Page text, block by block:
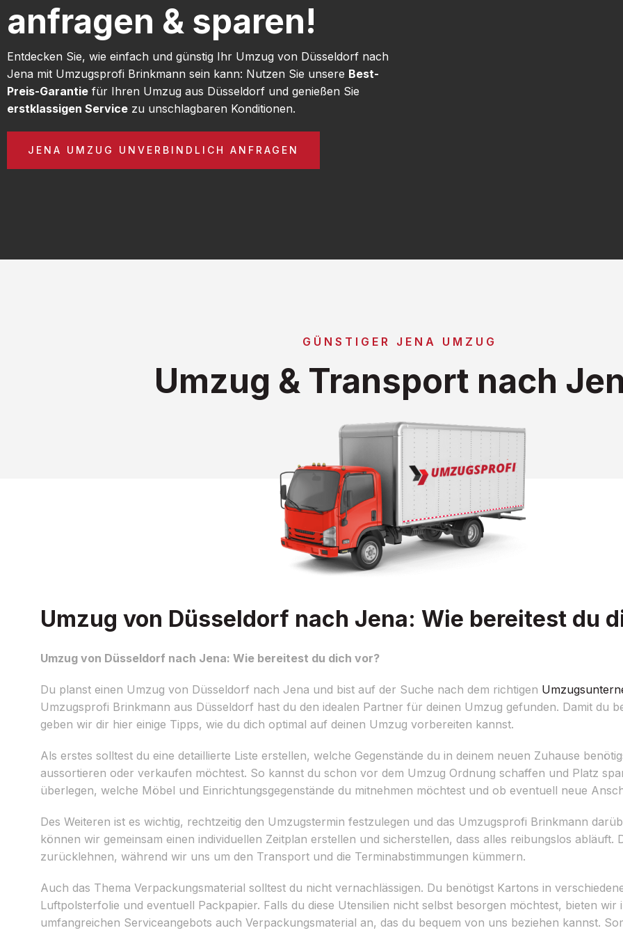
anfragen & sparen!
Entdecken Sie, wie einfach und günstig Ihr Umzug von Düsseldorf nach
Jena mit Umzugsprofi Brinkmann sein kann: Nutzen Sie unsere Best-
Preis-Garantie für Ihren Umzug aus Düsseldorf und genießen Sie
erstklassigen Service zu unschlagbaren Konditionen.
JENA UMZUG UNVERBINDLICH ANFRAGEN
GÜNSTIGER JENA UMZUG
Umzug & Transport nach
Umzug von Düsseldorf nach Jena: Wie bereitest du
Umzug von Düsseldorf nach Jena: Wie bereitest du dich vor?
Du planst einen Umzug von Düsseldorf nach Jena und bist auf der Suche nach dem richtigen
Umzugsprofi Brinkmann aus Düsseldorf hast du den idealen Partner für deinen Umzug gefunden. Damit du
geben wir dir hier einige Tipps, wie du dich optimal auf deinen Umzug vorbereiten kannst.
Als erstes solltest du eine detaillierte Liste erstellen, welche Gegenstände du in deinem neuen Zuhause
aussortieren oder verkaufen möchtest. So kannst du schon vor dem Umzug Ordnung schaffen und Platz
überlegen, welche Möbel und Einrichtungsgegenstände du mitnehmen möchtest und ob eventuell neue
Des Weiteren ist es wichtig, rechtzeitig den Umzugstermin festzulegen und das Umzugsprofi Brinkmann
können wir gemeinsam einen individuellen Zeitplan erstellen und sicherstellen, dass alles reibungslos abläuft.
zurücklehnen, während wir uns um den Transport und die Terminabstimmungen kümmern.
Auch das Thema Verpackungsmaterial solltest du nicht vernachlässigen. Du benötigst Kartons in
Luftpolsterfolie und eventuell Packpapier. Falls du diese Utensilien nicht selbst besorgen möchtest, bieten wir
umfangreichen Serviceangebots auch Verpackungsmaterial an, das du bequem von uns beziehen kannst.